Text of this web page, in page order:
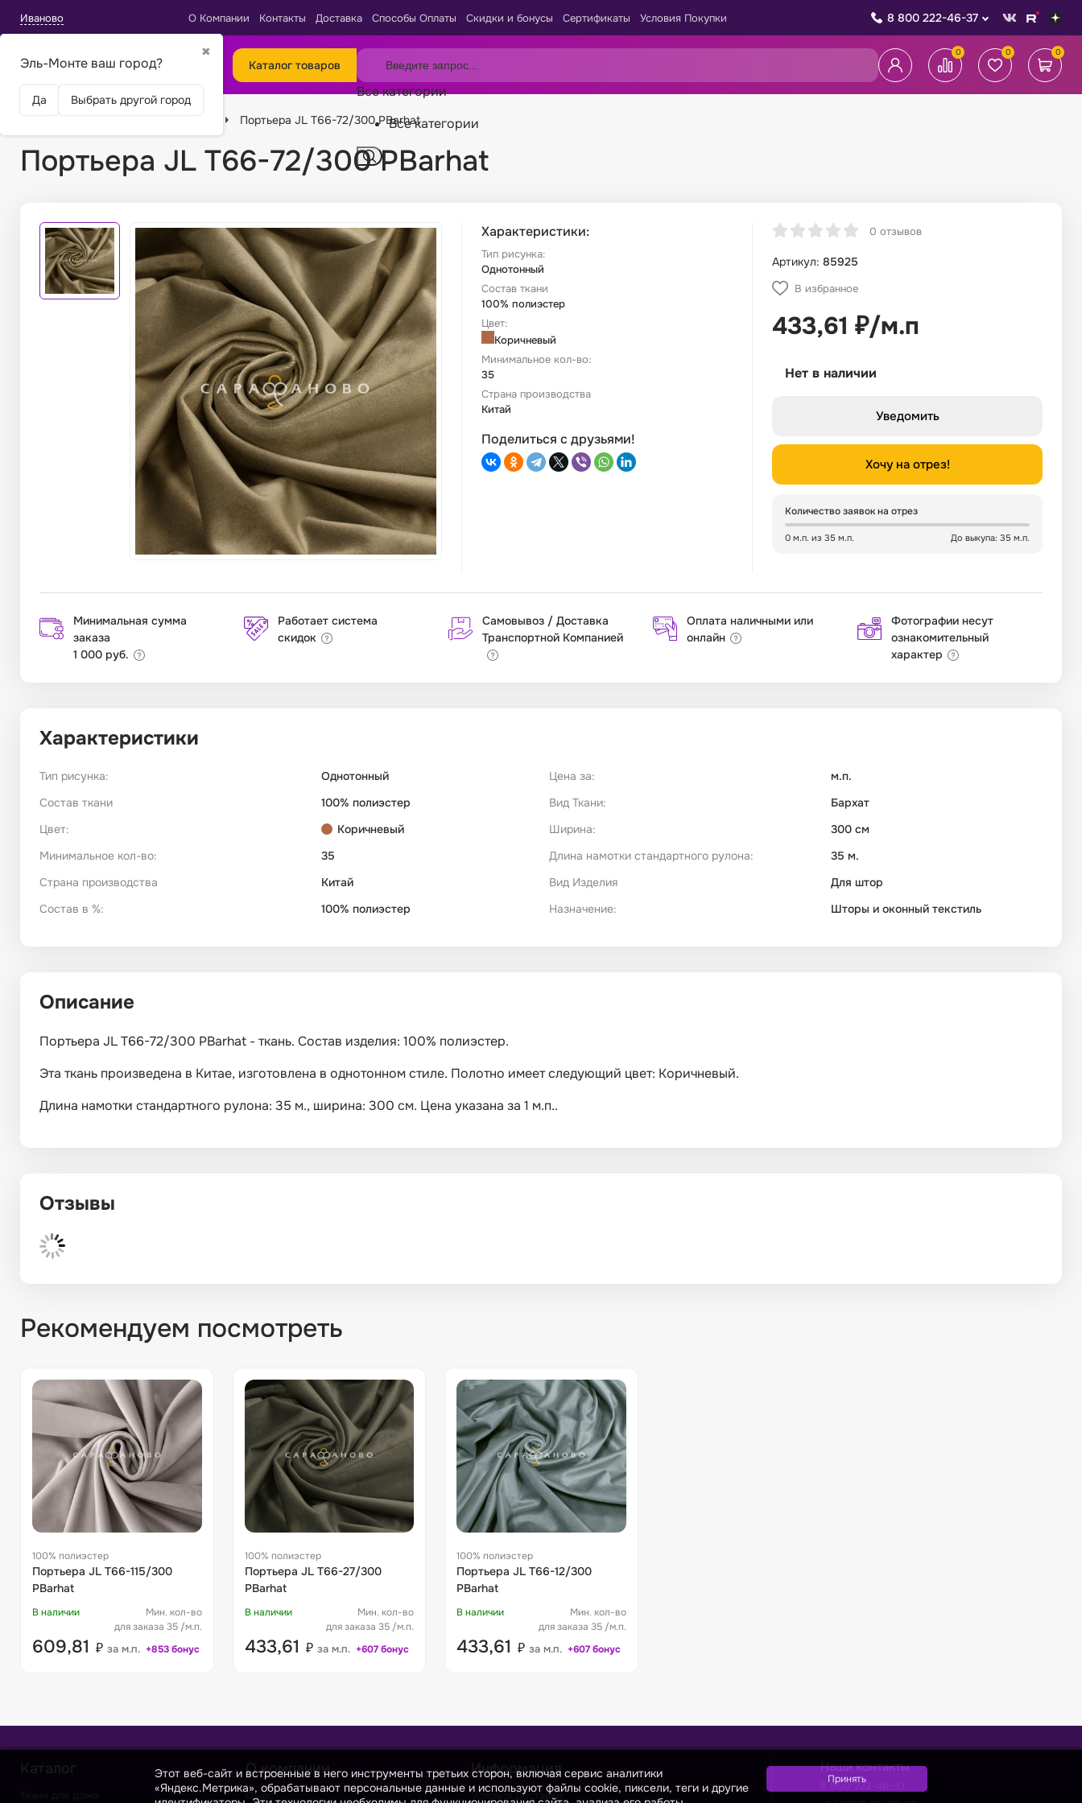
Иваново
✖
Эль-Монте ваш город?
Да Выбрать другой город
О Компании Контакты Доставка Способы Оплаты Скидки и бонусы Сертификаты Условия Покупки 8 800 222-46-37
Каталог товаров
Все категории
Все категории
0 0 0
Портьера JL T66-72/300 PBarhat
Портьера JL T66-72/300 PBarhat
Характеристики:
Тип рисунка:
Однотонный
Состав ткани
100% полиэстер
Цвет:
Коричневый
Минимальное кол-во:
35
Страна производства
Китай
Поделиться с друзьями!
0 отзывов
Артикул: 85925
В избранное
433,61 ₽/м.п
Нет в наличии
Уведомить
Хочу на отрез!
Количество заявок на отрез
0 м.п. из 35 м.п. До выкупа: 35 м.п.
Минимальная сумма
заказа
1 000 руб.
Работает система
скидок
Самовывоз / Доставка
Транспортной Компанией
Оплата наличными или
онлайн
Фотографии несут
ознакомительный
характер
Характеристики
Тип рисунка:
Однотонный
Состав ткани
100% полиэстер
Цвет:
Коричневый
Минимальное кол-во:
35
Страна производства
Китай
Состав в %:
100% полиэстер
Цена за:
м.п.
Вид Ткани:
Бархат
Ширина:
300 см
Длина намотки стандартного рулона:
35 м.
Вид Изделия
Для штор
Назначение:
Шторы и оконный текстиль
Описание
Портьера JL T66-72/300 PBarhat - ткань. Состав изделия: 100% полиэстер.
Эта ткань произведена в Китае, изготовлена в однотонном стиле. Полотно имеет следующий цвет: Коричневый.
Длина намотки стандартного рулона: 35 м., ширина: 300 см. Цена указана за 1 м.п..
Отзывы
Рекомендуем посмотреть
100% полиэстер
Портьера JL T66-115/300
PBarhat
В наличии
Мин. кол-во
для заказа 35 /м.п.
609,81 ₽ за м.п. +853 бонус
100% полиэстер
Портьера JL T66-27/300
PBarhat
В наличии
Мин. кол-во
для заказа 35 /м.п.
433,61 ₽ за м.п. +607 бонус
100% полиэстер
Портьера JL T66-12/300
PBarhat
В наличии
Мин. кол-во
для заказа 35 /м.п.
433,61 ₽ за м.п. +607 бонус
Каталог О компании
О нас
Информация
Условия Доставки
Наши контакты
8 800 222-46-37
Этот веб-сайт и встроенные в него инструменты третьих сторон, включая сервис аналитики
«Яндекс.Метрика», обрабатывают персональные данные и используют файлы cookie, пиксели, теги и другие